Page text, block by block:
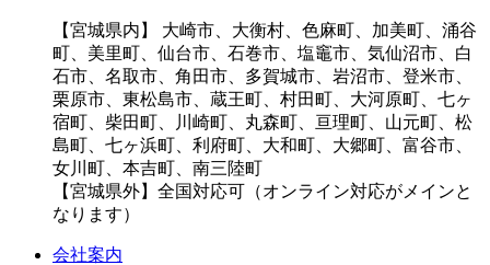
【宮城県内】 大崎市、大衡村、色麻町、加美町、涌谷
町、美里町、仙台市、石巻市、塩竈市、気仙沼市、白
石市、名取市、角田市、多賀城市、岩沼市、登米市、
栗原市、東松島市、蔵王町、村田町、大河原町、七ヶ
宿町、柴田町、川崎町、丸森町、亘理町、山元町、松
島町、七ヶ浜町、利府町、大和町、大郷町、富谷市、
女川町、本吉町、南三陸町
【宮城県外】全国対応可（オンライン対応がメインと
なります）
会社案内